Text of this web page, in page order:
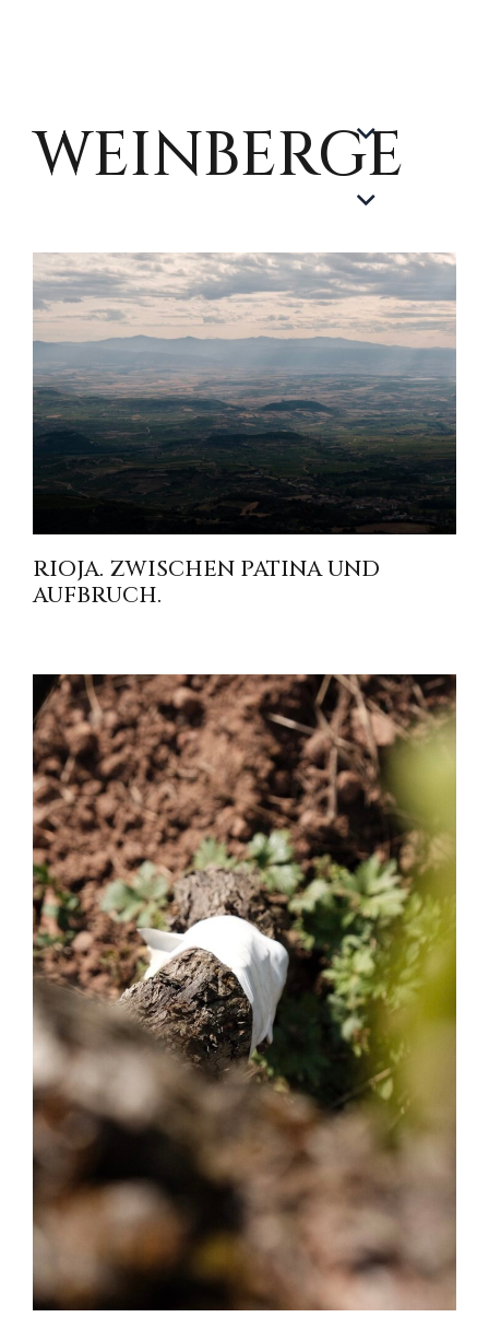
WEINBERGE
RIOJA. ZWISCHEN PATINA UND
AUFBRUCH.